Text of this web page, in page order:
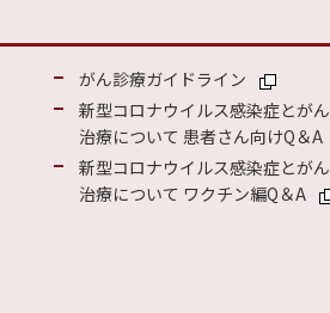
がん診療ガイドライン
新型コロナウイルス感染症とがん
治療について 患者さん向けQ＆A
新型コロナウイルス感染症とがん
治療について ワクチン編Q＆A